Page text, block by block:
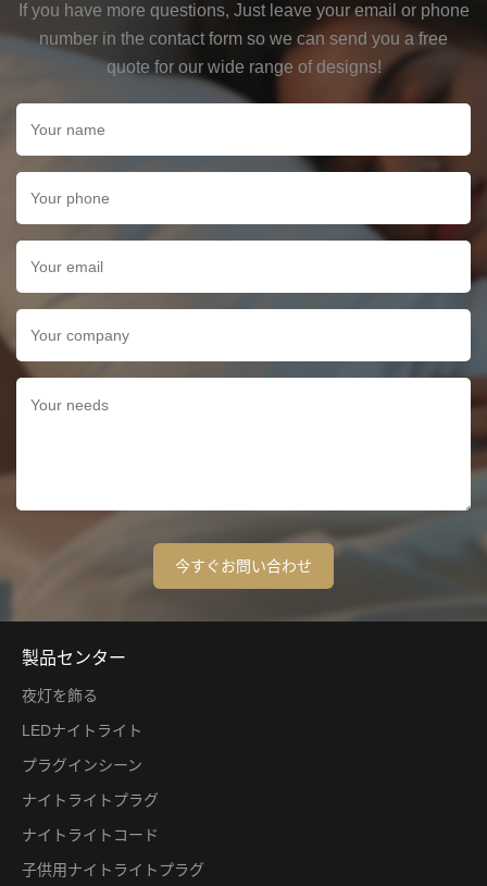
If you have more questions, Just leave your email or phone
number in the contact form so we can send you a free
quote for our wide range of designs!
製品センター
夜灯を飾る
LEDナイトライト
プラグインシーン
ナイトライトプラグ
ナイトライトコード
子供用ナイトライトプラグ